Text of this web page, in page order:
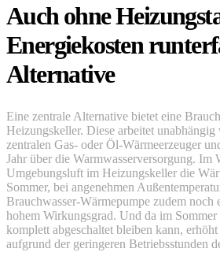
Auch ohne
Energiekosten
Alternative
Eine zentrale Alternative bietet eine
Heizungskeller. Diese arbeitet
zentralen Gas- oder Öl-Wärmeerzeuger
Jahr über die Warmwasserversorgung. Im
Umgebungsluft im Heizungskeller die
Sommer, bei angenehmen
Brauchwasser-Wärmepumpe zudem noch
hohem Wirkungsgrad. Und da im
komplett abgeschaltet bleiben kann,
aufgrund der geringeren Betriebsstunden